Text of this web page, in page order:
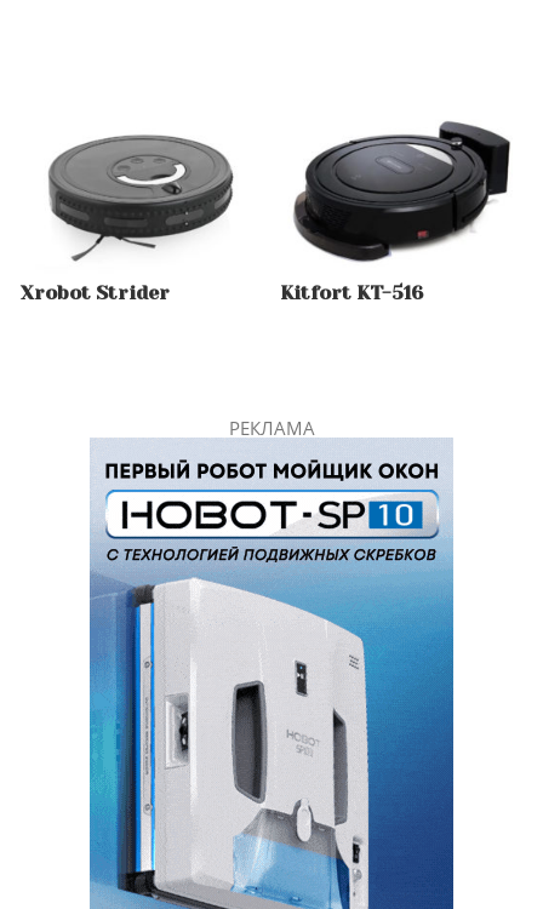
Xrobot Strider Kitfort KT-516
РЕКЛАМА